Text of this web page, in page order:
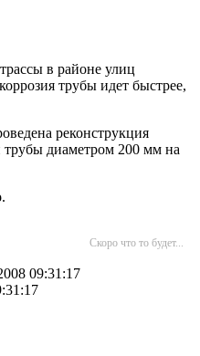
в районе улиц
трубы идет быстрее,
реконструкция
трубы диаметром 200 мм на
.
Скоро что то будет...
09:31:17